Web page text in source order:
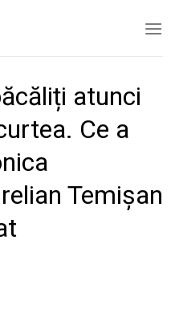
atunci
Ce a
Temișan